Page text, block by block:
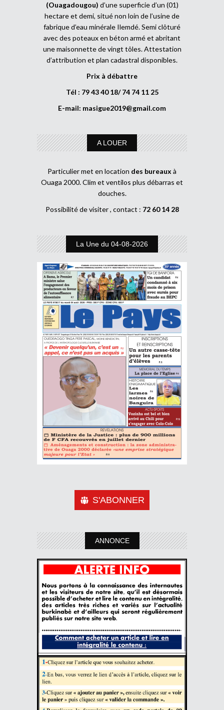
(Ouagadougou) d’une superficie d’un (01)
hectare et demi, situé non loin de l’usine de
fabrique d’eau minérale Ilemdé. Semi clôturé
avec des poteaux en béton armé et abritant
une maisonnette de vingt tôles. Attestation
d’attribution et plan cadastral disponibles.
Prix à débattre
Tél : 79 43 40 18/ 74 74 11 25
E-mail: masigue2019@gmail.com
A LOUER
Particulier met en location des bureaux à
Ouaga 2000. Clim et ventilos plus débarras et
douches.
Possibilité de visiter , contact : 72 60 14 28
La Une du 04-08-2026
S'ABONNER
ANNONCE